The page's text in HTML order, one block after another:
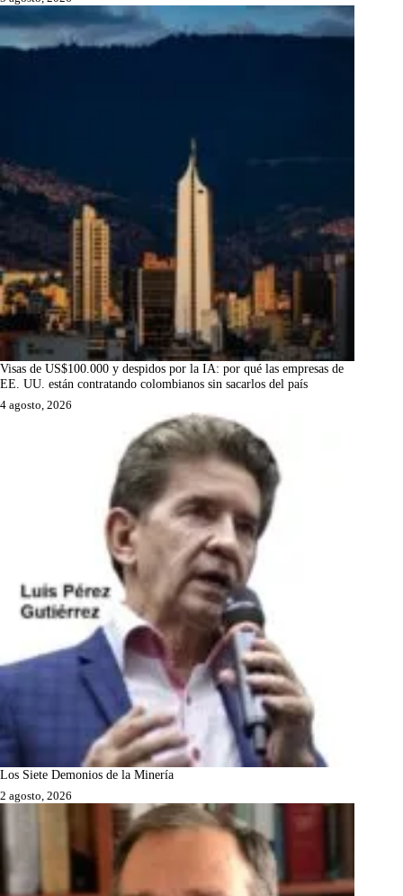
Visas de US$100.000 y despidos por la IA: por qué las empresas de
EE. UU. están contratando colombianos sin sacarlos del país
4 agosto, 2026
Los Siete Demonios de la Minería
2 agosto, 2026